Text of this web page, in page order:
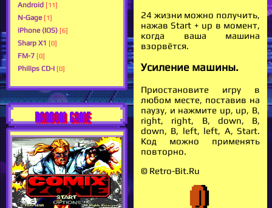
Android [11]
N-Gage [1]
iPhone (IOS) [6]
Sharp X1 [0]
FM-7 [0]
Philips CD-I [0]
RANDOM GAME
24 жизни можно получить,
нажав Start + up в момент,
когда ваша машина
взорвётся.
Усиление машины.
Приостановите игру в
любом месте, поставив на
паузу, и нажмите up, up, B,
right, right, B, down, B,
down, B, left, left, A, Start.
Код можно применять
повторно.
© Retro-Bit.Ru